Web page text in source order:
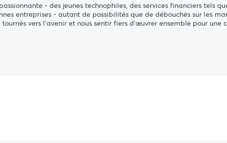
- des jeunes technophiles, des services financiers tels
entreprises - autant de possibilités que de débouchés sur les
vers l'avenir et nous sentir fiers d’œuvrer ensemble pour une